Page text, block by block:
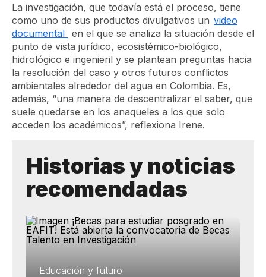
La investigación, que todavía está el proceso, tiene
como uno de sus productos divulgativos un video
documental en el que se analiza la situación desde el
punto de vista jurídico, ecosistémico-biológico,
hidrológico e ingenieril y se plantean preguntas hacia
la resolución del caso y otros futuros conflictos
ambientales alrededor del agua en Colombia. Es,
además, “una manera de descentralizar el saber, que
suele quedarse en los anaqueles a los que solo
acceden los académicos”, reflexiona Irene.
Historias y noticias
recomendadas
Educación y futuro